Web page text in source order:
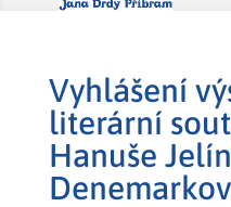
Vyhlášení
literární
Hanuše